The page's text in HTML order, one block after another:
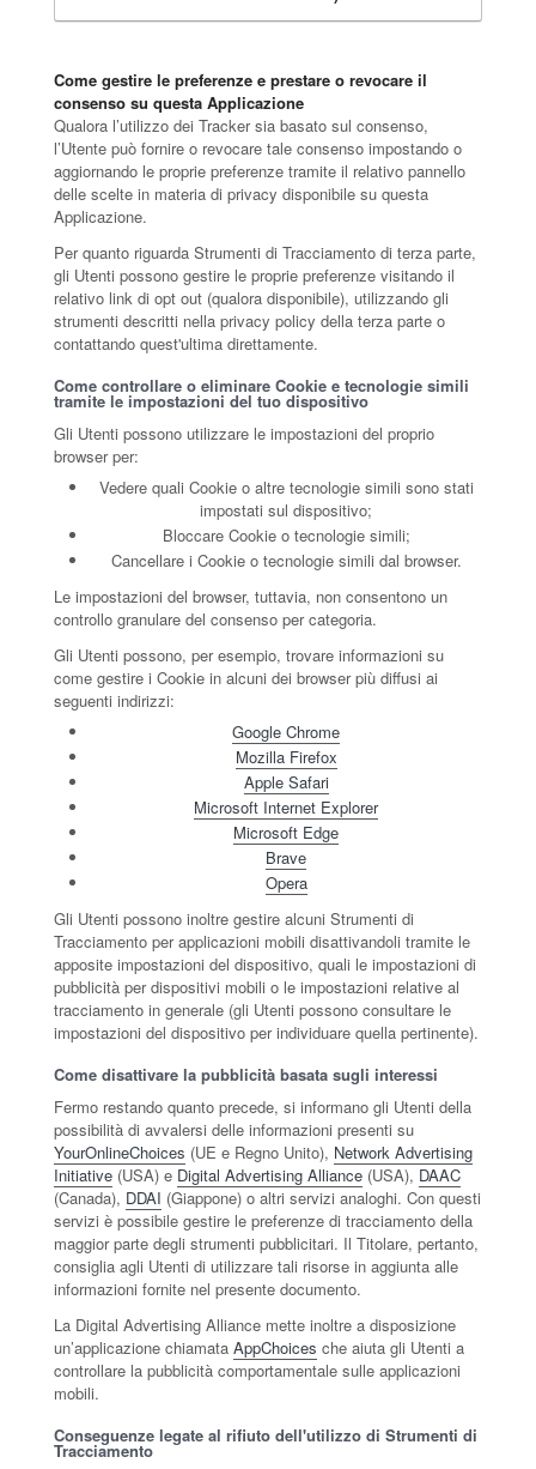
Come gestire le preferenze e prestare o revocare il
consenso su questa Applicazione
Qualora l’utilizzo dei Tracker sia basato sul consenso,
l’Utente può fornire o revocare tale consenso impostando o
aggiornando le proprie preferenze tramite il relativo pannello
delle scelte in materia di privacy disponibile su questa
Applicazione.
Per quanto riguarda Strumenti di Tracciamento di terza parte,
gli Utenti possono gestire le proprie preferenze visitando il
relativo link di opt out (qualora disponibile), utilizzando gli
strumenti descritti nella privacy policy della terza parte o
contattando quest'ultima direttamente.
Come controllare o eliminare Cookie e tecnologie simili
tramite le impostazioni del tuo dispositivo
Gli Utenti possono utilizzare le impostazioni del proprio
browser per:
Vedere quali Cookie o altre tecnologie simili sono stati
impostati sul dispositivo;
Bloccare Cookie o tecnologie simili;
Cancellare i Cookie o tecnologie simili dal browser.
Le impostazioni del browser, tuttavia, non consentono un
controllo granulare del consenso per categoria.
Gli Utenti possono, per esempio, trovare informazioni su
come gestire i Cookie in alcuni dei browser più diffusi ai
seguenti indirizzi:
Google Chrome
Mozilla Firefox
Apple Safari
Microsoft Internet Explorer
Microsoft Edge
Brave
Opera
Gli Utenti possono inoltre gestire alcuni Strumenti di
Tracciamento per applicazioni mobili disattivandoli tramite le
apposite impostazioni del dispositivo, quali le impostazioni di
pubblicità per dispositivi mobili o le impostazioni relative al
tracciamento in generale (gli Utenti possono consultare le
impostazioni del dispositivo per individuare quella pertinente).
Come disattivare la pubblicità basata sugli interessi
Fermo restando quanto precede, si informano gli Utenti della
possibilità di avvalersi delle informazioni presenti su
YourOnlineChoices (UE e Regno Unito), Network Advertising
Initiative (USA) e Digital Advertising Alliance (USA), DAAC
(Canada), DDAI (Giappone) o altri servizi analoghi. Con questi
servizi è possibile gestire le preferenze di tracciamento della
maggior parte degli strumenti pubblicitari. Il Titolare, pertanto,
consiglia agli Utenti di utilizzare tali risorse in aggiunta alle
informazioni fornite nel presente documento.
La Digital Advertising Alliance mette inoltre a disposizione
un’applicazione chiamata AppChoices che aiuta gli Utenti a
controllare la pubblicità comportamentale sulle applicazioni
mobili.
Conseguenze legate al rifiuto dell'utilizzo di Strumenti di
Tracciamento